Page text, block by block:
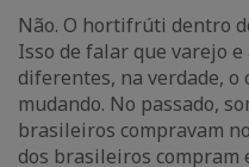
Não. O hortifrúti dentro
Isso de falar que varejo
diferentes, na verdade,
mudando. No passado,
brasileiros compravam
dos brasileiros compram